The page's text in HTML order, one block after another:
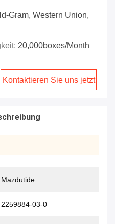
Gram, Western Union,
20,000boxes/Month
Kontaktieren Sie uns jetzt
Mazdutide
2259884-03-0